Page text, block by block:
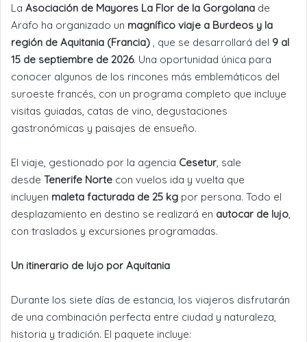
La Asociación de Mayores La Flor de la Gorgolana de
Arafo ha organizado un magnífico viaje a Burdeos y la
región de Aquitania (Francia) , que se desarrollará del 9 al
15 de septiembre de 2026. Una oportunidad única para
conocer algunos de los rincones más emblemáticos del
suroeste francés, con un programa completo que incluye
visitas guiadas, catas de vino, degustaciones
gastronómicas y paisajes de ensueño.
El viaje, gestionado por la agencia Cesetur , sale
desde Tenerife Norte con vuelos ida y vuelta que
incluyen maleta facturada de 25 kg por persona. Todo el
desplazamiento en destino se realizará en autocar de lujo
con traslados y excursiones programadas.
Un itinerario de lujo por Aquitania
Durante los siete días de estancia, los viajeros disfrutarán
de una combinación perfecta entre ciudad y naturaleza,
historia y tradición. El paquete incluye: